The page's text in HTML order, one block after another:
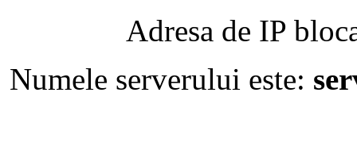
Adresa de IP
Numele serverului este: